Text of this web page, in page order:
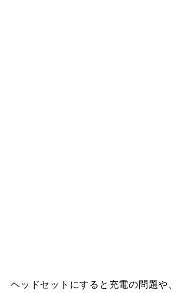
ヘッドセットにすると充電の問題や、